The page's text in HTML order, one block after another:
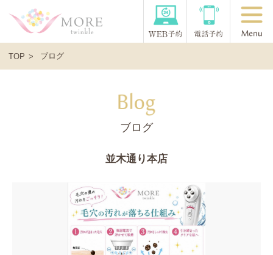
TOP ブログ
ブログ
並木通り本店